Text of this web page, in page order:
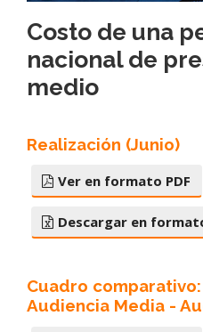
Costo de una
nacional de
medio
Realización (Junio)
Ver en formato PDF
Descargar en
Cuadro
Audiencia Media -